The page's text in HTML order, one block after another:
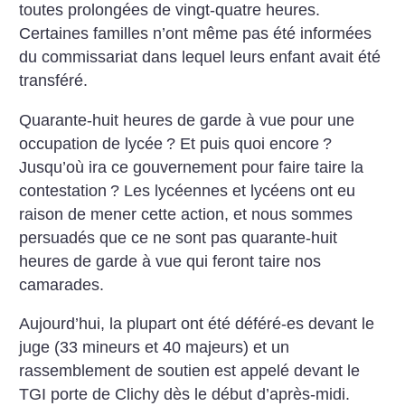
toutes prolongées de vingt-quatre heures.
Certaines familles n’ont même pas été informées
du commissariat dans lequel leurs enfant avait été
transféré.
Quarante-huit heures de garde à vue pour une
occupation de lycée ? Et puis quoi encore ?
Jusqu’où ira ce gouvernement pour faire taire la
contestation ? Les lycéennes et lycéens ont eu
raison de mener cette action, et nous sommes
persuadés que ce ne sont pas quarante-huit
heures de garde à vue qui feront taire nos
camarades.
Aujourd’hui, la plupart ont été déféré-es devant le
juge (33 mineurs et 40 majeurs) et un
rassemblement de soutien est appelé devant le
TGI porte de Clichy dès le début d’après-midi.